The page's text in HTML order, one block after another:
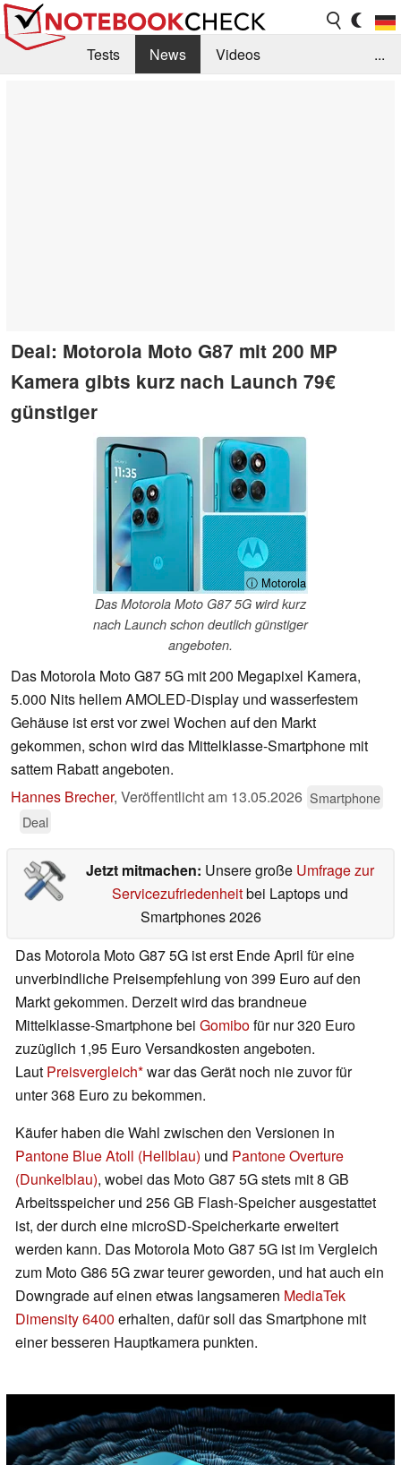
Tests News
Videos
...
Deal: Motorola Moto G87 mit 200 MP
Kamera gibts kurz nach Launch 79€
günstiger
ⓘ Motorola
Das Motorola Moto G87 5G wird kurz
nach Launch schon deutlich günstiger
angeboten.
Das Motorola Moto G87 5G mit 200 Megapixel Kamera,
5.000 Nits hellem AMOLED-Display und wasserfestem
Gehäuse ist erst vor zwei Wochen auf den Markt
gekommen, schon wird das Mittelklasse-Smartphone mit
sattem Rabatt angeboten.
Hannes Brecher, Veröffentlicht am 13.05.2026 Smartphone
Deal
Jetzt mitmachen: Unsere große Umfrage zur
Servicezufriedenheitbei Laptops und
Smartphones 2026
Das Motorola Moto G87 5G ist erst Ende April für eine
unverbindliche Preisempfehlung von 399 Euro auf den
Markt gekommen. Derzeit wird das brandneue
Mittelklasse-Smartphone bei Gomibofür nur 320 Euro
zuzüglich 1,95 Euro Versandkosten angeboten.
Laut Preisvergleich war das Gerät noch nie zuvor für
unter 368 Euro zu bekommen.
Käufer haben die Wahl zwischen den Versionen in
Pantone Blue Atoll (Hellblau) und Pantone Overture
(Dunkelblau), wobei das Moto G87 5G stets mit 8 GB
Arbeitsspeicher und 256 GB Flash-Speicher ausgestattet
ist, der durch eine microSD-Speicherkarte erweitert
werden kann. Das Motorola Moto G87 5G ist im Vergleich
zum Moto G86 5G zwar teurer geworden, und hat auch ein
Downgrade auf einen etwas langsameren MediaTek
Dimensity 6400 erhalten, dafür soll das Smartphone mit
einer besseren Hauptkamera punkten.